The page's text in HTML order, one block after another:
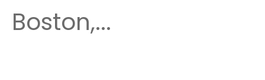
Boston,...